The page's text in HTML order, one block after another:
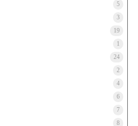
5
3
19
1
24
2
4
6
7
8